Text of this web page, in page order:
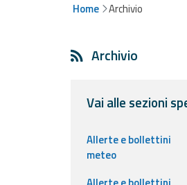
Allerte EHome Archivio
Archivio
Vai alle sezioni
Allerte e bollettini
meteo